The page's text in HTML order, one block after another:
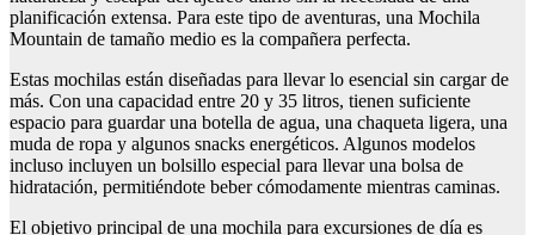
planificación extensa. Para este tipo de aventuras, una Mochila
Mountain de tamaño medio es la compañera perfecta.
Estas mochilas están diseñadas para llevar lo esencial sin cargar de
más. Con una capacidad entre 20 y 35 litros, tienen suficiente
espacio para guardar una botella de agua, una chaqueta ligera, una
muda de ropa y algunos snacks energéticos. Algunos modelos
incluso incluyen un bolsillo especial para llevar una bolsa de
hidratación, permitiéndote beber cómodamente mientras caminas.
El objetivo principal de una mochila para excursiones de día es